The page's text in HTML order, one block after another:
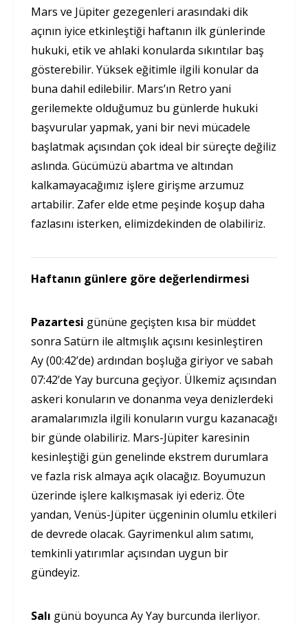
Mars ve Jüpiter gezegenleri arasındaki dik
açının iyice etkinleştiği haftanın ilk günlerinde
hukuki, etik ve ahlaki konularda sıkıntılar baş
gösterebilir. Yüksek eğitimle ilgili konular da
buna dahil edilebilir. Mars’ın Retro yani
gerilemekte olduğumuz bu günlerde hukuki
başvurular yapmak, yani bir nevi mücadele
başlatmak açısından çok ideal bir süreçte değiliz
aslında. Gücümüzü abartma ve altından
kalkamayacağımız işlere girişme arzumuz
artabilir. Zafer elde etme peşinde koşup daha
fazlasını isterken, elimizdekinden de olabiliriz.
Haftanın günlere göre değerlendirmesi
Pazartesi gününe geçişten kısa bir müddet
sonra Satürn ile altmışlık açısını kesinleştiren
Ay (00:42’de) ardından boşluğa giriyor ve sabah
07:42’de Yay burcuna geçiyor. Ülkemiz açısından
askeri konuların ve donanma veya denizlerdeki
aramalarımızla ilgili konuların vurgu kazanacağı
bir günde olabiliriz. Mars-Jüpiter karesinin
kesinleştiği gün genelinde ekstrem durumlara
ve fazla risk almaya açık olacağız. Boyumuzun
üzerinde işlere kalkışmasak iyi ederiz. Öte
yandan, Venüs-Jüpiter üçgeninin olumlu etkileri
de devrede olacak. Gayrimenkul alım satımı,
temkinli yatırımlar açısından uygun bir
gündeyiz.
Salı günü boyunca Ay Yay burcunda ilerliyor.